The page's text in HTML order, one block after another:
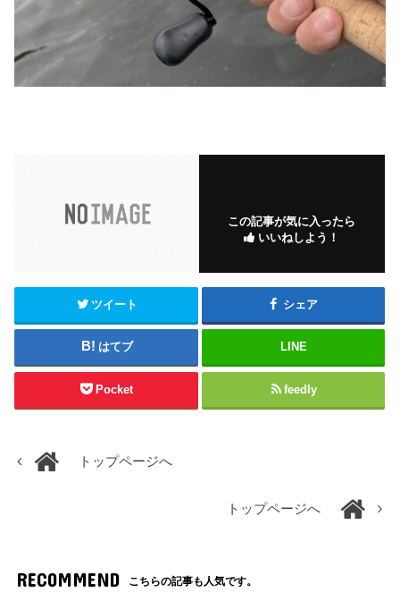
この記事が気に入ったら
いいねしよう！
ツイート シェア
はてブ LINE
Pocket feedly
トップページへ
トップページへ
RECOMMEND こちらの記事も人気です。